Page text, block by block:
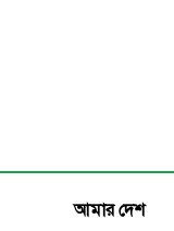
আমার দেশ